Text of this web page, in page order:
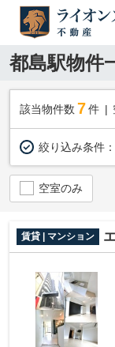
都島駅物件
該当物件数 7件
絞り込み条件：
空室のみ
賃貸 | マンション